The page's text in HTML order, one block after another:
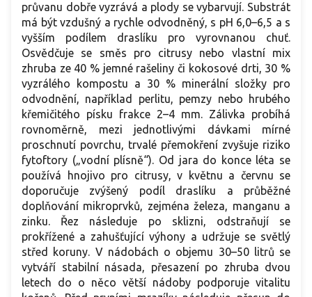
průvanu dobře vyzrává a plody se vybarvují. Substrát
má být vzdušný a rychle odvodněný, s pH 6,0–6,5 a s
vyšším podílem draslíku pro vyrovnanou chuť.
Osvědčuje se směs pro citrusy nebo vlastní mix
zhruba ze 40 % jemné rašeliny či kokosové drti, 30 %
vyzrálého kompostu a 30 % minerální složky pro
odvodnění, například perlitu, pemzy nebo hrubého
křemičitého písku frakce 2–4 mm. Zálivka probíhá
rovnoměrně, mezi jednotlivými dávkami mírné
proschnutí povrchu, trvalé přemokření zvyšuje riziko
fytoftory („vodní plísně“). Od jara do konce léta se
používá hnojivo pro citrusy, v květnu a červnu se
doporučuje zvýšený podíl draslíku a průběžné
doplňování mikroprvků, zejména železa, manganu a
zinku. Řez následuje po sklizni, odstraňují se
prokřížené a zahušťující výhony a udržuje se světlý
střed koruny. V nádobách o objemu 30–50 litrů se
vytváří stabilní násada, přesazení po zhruba dvou
letech do o něco větší nádoby podporuje vitalitu